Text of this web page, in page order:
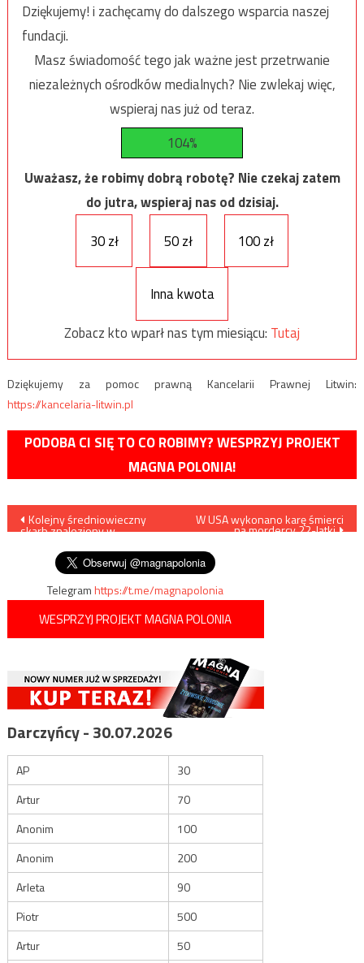
Dziękujemy! i zachęcamy do dalszego wsparcia naszej
fundacji.
Masz świadomość tego jak ważne jest przetrwanie
niezależnych ośrodków medialnych? Nie zwlekaj więc,
wspieraj nas już od teraz.
104%
Uważasz, że robimy dobrą robotę? Nie czekaj zatem
do jutra, wspieraj nas od dzisiaj.
30 zł
50 zł 100 zł
Inna kwota
Zobacz kto wparł nas tym miesiącu: Tutaj
Dziękujemy za pomoc prawną Kancelarii Prawnej Litwin:
https://kancelaria-litwin.pl
PODOBA CI SIĘ TO CO ROBIMY? WESPRZYJ PROJEKT
MAGNA POLONIA!
Nawigacja
wpisu
Kolejny średniowieczny
skarb znaleziony w
W USA wykonano karę śmierci
na mordercy 22-latki
Telegramhttps://t.me/magnapolonia
WESPRZYJ PROJEKT MAGNA POLONIA
Darczyńcy - 30.07.2026
AP
30
Artur
70
Anonim
100
Anonim
200
Arleta
90
Piotr
500
Artur
50